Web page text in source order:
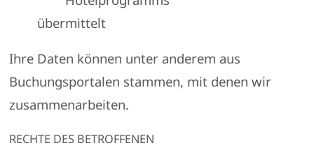
übermittelt
Ihre Daten können unter anderem aus
Buchungsportalen stammen, mit denen wir
zusammenarbeiten.
RECHTE DES BETROFFENEN